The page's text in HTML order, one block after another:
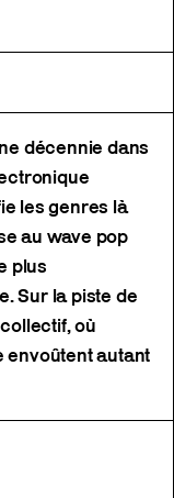
décennie dans
les genres là
au wave pop
plus
Sur la piste de
où
envoûtent autant